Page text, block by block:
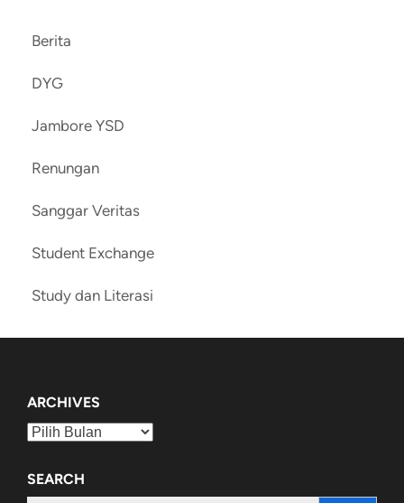
Berita
DYG
Jambore YSD
Renungan
Sanggar Veritas
Student Exchange
Study dan Literasi
ARCHIVES
Archives
SEARCH